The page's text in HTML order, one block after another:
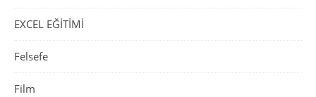
EXCEL EĞİTİMİ
Felsefe
Film